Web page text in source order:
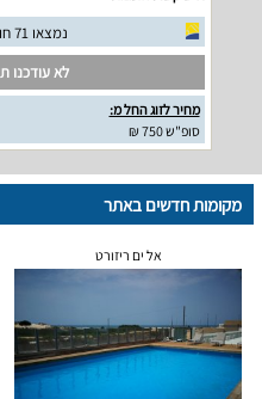
נמצאו 71 חוות דעת אמיתיות
לא עודכנו
מחיר לזוג החל מ:
סופ"ש 750 ₪
מקומות חדשים באתר
אל ים ריזורט